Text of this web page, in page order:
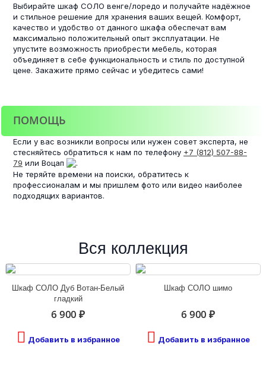
Выбирайте шкаф СОЛО венге/лоредо и получайте надёжное
и стильное решение для хранения ваших вещей. Комфорт,
качество и удобство от данного шкафа обеспечат вам
максимально положительный опыт эксплуатации. Не
упустите возможность приобрести мебель, которая
объединяет в себе функциональность и стиль по доступной
цене. Закажите прямо сейчас и убедитесь сами!
ПОМОЩЬ
Если у вас возникли вопросы или нужен совет эксперта, не
стесняйтесь обратиться к нам по телефону +7 (812) 507-88-
79 или Воцап
.
Не теряйте времени на поиски, обратитесь к
профессионалам и мы пришлем фото или видео наиболее
подходящих вариантов.
Вся коллекция
Шкаф СОЛО Дуб Вотан-Белый
гладкий
6 900 ₽
Добавить в избранное
Шкаф СОЛО шимо
6 900 ₽
Добавить в избранное